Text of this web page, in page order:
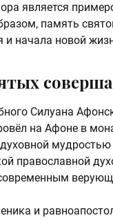
является
память
и начала новой
Силуана
на Афоне в
православной
и